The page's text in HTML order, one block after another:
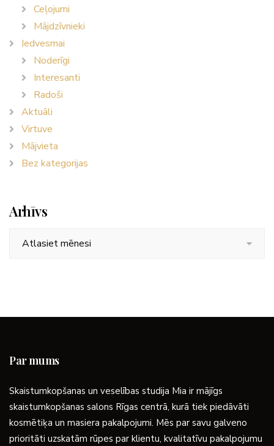
Ceļojumi
Mājdzīvnieki
Iedvesmai
Noderīgi
Interesanti
Radoši
Aktuāli
Virtuve
Mājvieta
Bez kategorijas
Arhīvs
Arhīvs
Par mums
Skaistumkopšanas un veselības studija Mia ir mājīgs
skaistumkopšanas salons Rīgas centrā, kurā tiek piedāvāti
kosmētiķa un masiera pakalpojumi. Mēs par savu galveno
prioritāti uzskatām rūpes par klientu, kvalitatīvu pakalpojumu